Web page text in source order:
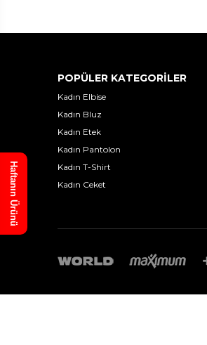
POPÜLER KATEGORİLER
Kadın Elbise
Kadın Bluz
Kadın Etek
Kadın Pantolon
Kadın T-Shirt
Kadın Ceket
Haftanın Ürünü